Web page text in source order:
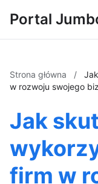
Portal
Strona główna /
w rozwoju swojego
Jak
firm w